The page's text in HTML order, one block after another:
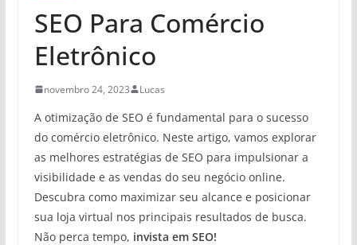
SEO Para Comércio
Eletrônico
novembro 24, 2023 Lucas
A otimização de SEO é fundamental para o sucesso
do comércio eletrônico. Neste artigo, vamos explorar
as melhores estratégias de SEO para impulsionar a
visibilidade e as vendas do seu negócio online.
Descubra como maximizar seu alcance e posicionar
sua loja virtual nos principais resultados de busca.
Não perca tempo, invista em SEO!